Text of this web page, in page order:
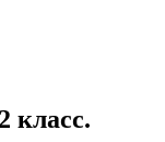
класс.